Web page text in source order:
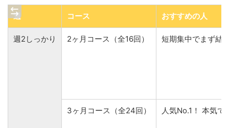
週 コース おすすめの人
週2しっかり 2ヶ月コース（全16回） 短期集中でまず結
3ヶ月コース（全24回） 人気No.1！ 本気で